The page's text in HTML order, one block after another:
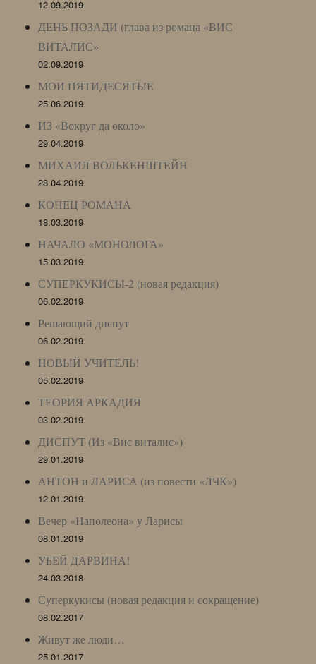
12.09.2019
ДЕНЬ ПОЗАДИ (глава из романа «ВИС
ВИТАЛИС»
02.09.2019
МОИ ПЯТИДЕСЯТЫЕ
25.06.2019
ИЗ «Вокруг да около»
29.04.2019
МИХАИЛ ВОЛЬКЕНШТЕЙН
28.04.2019
КОНЕЦ РОМАНА
18.03.2019
НАЧАЛО «МОНОЛОГА»
15.03.2019
СУПЕРКУКИСЫ-2 (новая редакция)
06.02.2019
Решающий диспут
06.02.2019
НОВЫЙ УЧИТЕЛЬ!
05.02.2019
ТЕОРИЯ АРКАДИЯ
03.02.2019
ДИСПУТ (Из «Вис виталис»)
29.01.2019
АНТОН и ЛАРИСА (из повести «ЛЧК»)
12.01.2019
Вечер «Наполеона» у Ларисы
08.01.2019
УБЕЙ ДАРВИНА!
24.03.2018
Суперкукисы (новая редакция и сокращение)
08.02.2017
Живут же люди…
25.01.2017